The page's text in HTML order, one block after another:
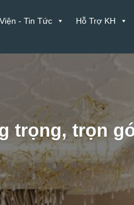
- Tin Tức Hỗ Trợ KH
trọng, trọn